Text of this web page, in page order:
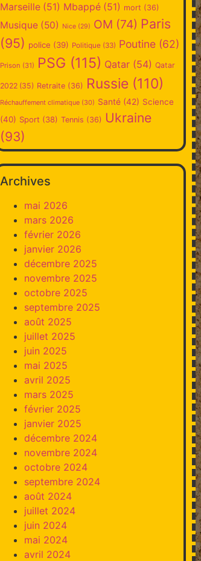
Marseille(51) Mbappé(51) mort (36)
Musique(50) Nice(29) OM (74) Paris
(95) police (39) Politique(33) Poutine(62)
Prison (31) PSG (115) Qatar(54) Qatar
2022(35) Retraite(36) Russie (110)
Réchauffement climatique(30) Santé(42) Science
(40) Sport (38) Tennis (36) Ukraine
(93)
Archives
mai 2026
mars 2026
février 2026
janvier 2026
décembre 2025
novembre 2025
octobre 2025
septembre 2025
août 2025
juillet 2025
juin 2025
mai 2025
avril 2025
mars 2025
février 2025
janvier 2025
décembre 2024
novembre 2024
octobre 2024
septembre 2024
août 2024
juillet 2024
juin 2024
mai 2024
avril 2024